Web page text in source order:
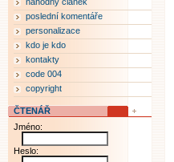
poslední komentáře
personalizace
kdo je kdo
kontakty
code 004
copyright
ČTENÁŘ
Jméno:
Heslo: